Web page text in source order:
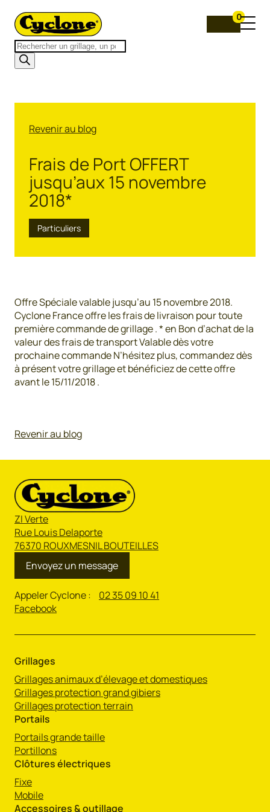
Recherche
de
produits
0
Revenir au blog
Frais de Port OFFERT
jusqu’aux 15 novembre
2018*
Particuliers
Offre Spéciale valable jusqu’au 15 novembre 2018.
Cyclone France offre les frais de livraison pour toute
première commande de grillage . * en Bon d’achat de la
valeur des frais de transport Valable dès votre
prochaine commande N’hésitez plus, commandez dès
à présent votre grillage et bénéficiez de cette offre
avant le 15/11/2018 .
Revenir au blog
ZI Verte
Rue Louis Delaporte
76370 ROUXMESNIL BOUTEILLES
Envoyez un message
Appeler Cyclone : 02 35 09 10 41
Facebook
Grillages
Grillages animaux d’élevage et domestiques
Grillages protection grand gibiers
Grillages protection terrain
Portails
Portails grande taille
Portillons
Clôtures électriques
Fixe
Mobile
Accessoires & outillage